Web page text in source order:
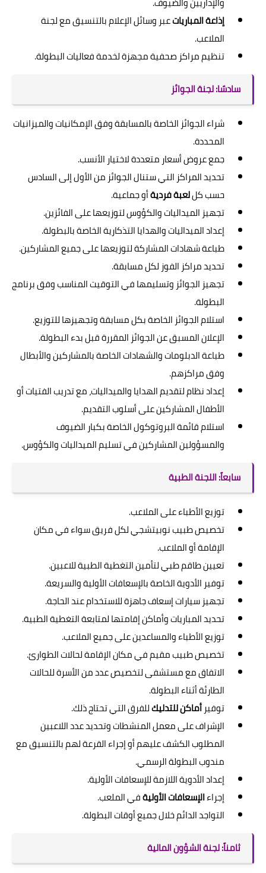
إذاعة المبارياتعبر وسائل الإعلام بالتنسيق مع لجنة
الملاعب.
تنظيم مراكز صحفية مجهزة لخدمة فعاليات البطولة.
سادسًا: لجنة الجوائز
شراء الجوائز الخاصة بالمسابقة وفق الإمكانيات والميزانيات
المحددة.
جمع عروض أسعار متعددة لاختيار الأنسب.
تحديد المراكز التي ستنال الجوائز من الأول إلى السادس
حسب كللعبة فرديةأو جماعية.
تجهيز الميداليات والكؤوس لتوزيعها على الفائزين.
إعداد الميداليات والهدايا التذكارية الخاصة بالبطولة.
طباعة شهادات المشاركة لتوزيعها على جميع المشاركين.
تحديد مراكز الفوز لكل مسابقة.
تجهيز الجوائز وتسليمها في التوقيت المناسب وفق برنامج
البطولة.
استلام الجوائز الخاصة بكل مسابقة وتجهيزها للتوزيع.
الإعلان المسبق عن الجوائز المقررة قبل بدء البطولة.
طباعة الدبلومات والشهادات الخاصة بالمشاركين والأبطال
وفق مراكزهم.
إعداد نظام لتقديم الهدايا والميداليات، مع تدريب الفتيات أو
الأطفال المشاركين على أسلوب التقديم.
استلام قائمة البروتوكول الخاصة بكبار الضيوف
والمسؤولين المشاركين في تسليم الميداليات والكؤوس.
سابعاً: اللجنة الطبية
توزيع الأطباء على الملاعب.
تخصيص طبيب نوبيتشجي لكل فريق سواء في مكان
الإقامة أو الملاعب.
تعيين طاقم طبي لتأمين التغطية الطبية للاعبين.
توفير الأدوية الخاصة بالإسعافات الأولية والسريعة.
تجهيز سيارات إسعاف جاهزة للاستخدام عند الحاجة.
تحديد المباريات وأماكن إقامتها لمتابعة التغطية الطبية.
توزيع الأطباء والمساعدين على جميع الملاعب.
تخصيص طبيب مقيم في مكان الإقامة لحالات الطوارئ.
الاتفاق مع مستشفى لتخصيص عدد من الأسرة للحالات
الطارئة أثناء البطولة.
توفيرأماكن للتدليكللفرق التي تحتاج ذلك.
الإشراف على معمل المنشطات وتحديد عدد اللاعبين
المطلوب الكشف عليهم أو إجراء القرعة لهم بالتنسيق مع
مندوب البطولة الرسمي.
إعداد الأدوية اللازمة للإسعافات الأولية.
إجراءالإسعافات الأوليةفي الملعب.
التواجد الدائم خلال جميع أوقات البطولة.
ثامناً: لجنة الشؤون المالية